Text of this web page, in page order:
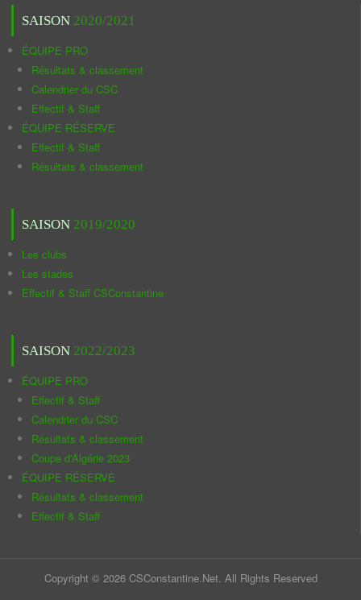
SAISON 2020/2021
ÉQUIPE PRO
Résultats & classement
Calendrier du CSC
Effectif & Staff
ÉQUIPE RÉSERVE
Effectif & Staff
Résultats & classement
SAISON 2019/2020
Les clubs
Les stades
Effectif & Staff CSConstantine
SAISON 2022/2023
ÉQUIPE PRO
Effectif & Staff
Calendrier du CSC
Résultats & classement
Coupe d'Algérie 2023
ÉQUIPE RÉSERVE
Résultats & classement
Effectif & Staff
Copyright © 2026 CSConstantine.Net. All Rights Reserved